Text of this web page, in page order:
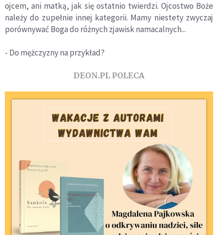
ojcem, ani matką, jak się ostatnio twierdzi. Ojcostwo Boże
należy do zupełnie innej kategorii. Mamy niestety zwyczaj
porównywać Boga do różnych zjawisk namacalnych...
- Do mężczyzny na przykład?
DEON.PL POLECA